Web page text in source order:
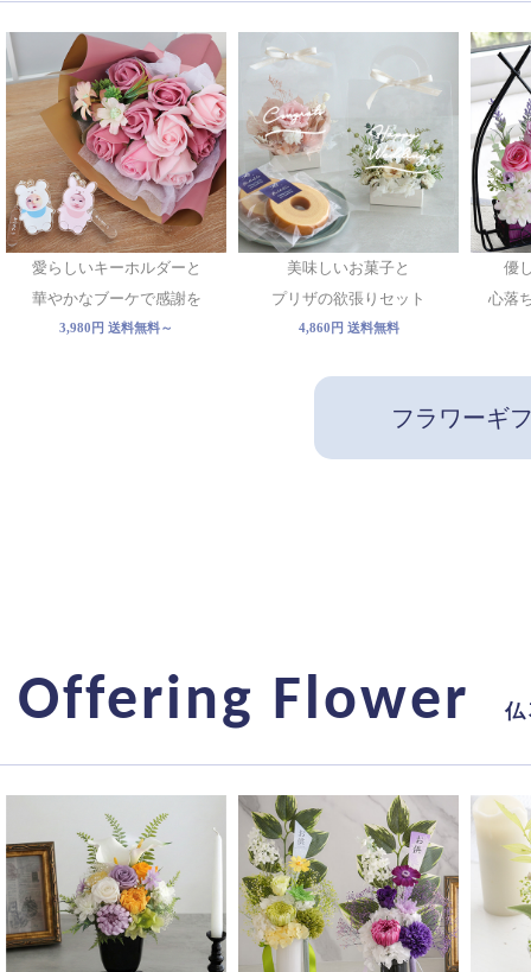
愛らしいキーホルダーと
華やかなブーケで感謝を
3,980円 送料無料～
美味しいお菓子と
プリザの欲張りセット
4,860円 送料無料
優
心落
フラワーギ
Offering Flower